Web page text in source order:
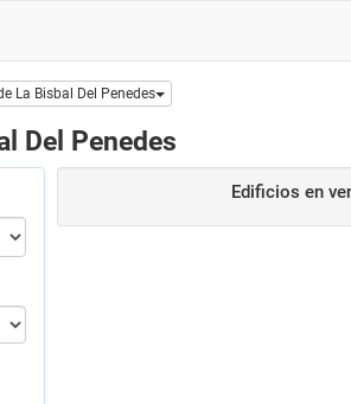
La Bisbal Del Penedes
Del Penedes
Edificios en